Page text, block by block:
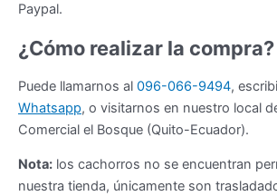
Paypal.
¿Cómo realizar la compra?
Puede llamarnos al 096-066-9494,
Whatsapp, o visitarnos en nuestro local
Comercial el Bosque (Quito-Ecuador).
Nota: los cachorros no se encuentran
nuestra tienda, únicamente son